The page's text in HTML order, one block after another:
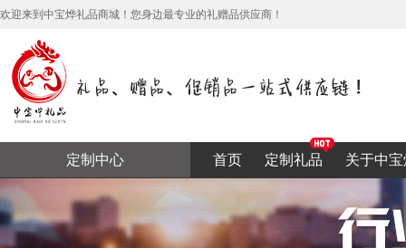
欢迎来到中宝烨礼品商城！您身边最专业的礼赠品供应商！
定制中心 首页 定制礼品 关于中宝